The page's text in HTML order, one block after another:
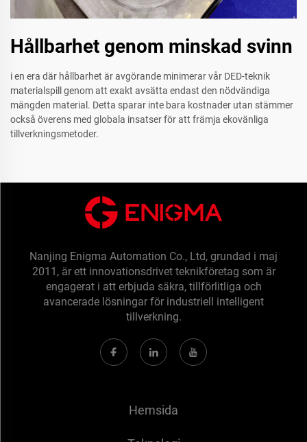
Hållbarhet genom minskad svinn
i en era där hållbarhet är avgörande minimerar vår DED-teknik
materialspill genom att exakt avsätta endast den nödvändiga
mängden material. Detta sparar inte bara kostnader utan stämmer
också överens med globala insatser för att främja ekovänliga
tillverkningsmetoder.
Nanjing Enigma Automation Co., Ltd, grundad i maj
2011, är ett innovationsdrivet teknikföretag som är
engagerat i att erbjuda säkra, tillförlitliga och
avancerade lösningar för industriell intelligent
tillverkning.
Hemsida